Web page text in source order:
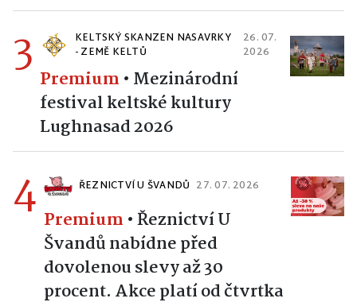
3
KELTSKÝ SKANZEN NASAVRKY
- ZEMĚ KELTŮ
26. 07.
2026
Premium • Mezinárodní
festival keltské kultury
Lughnasad 2026
4 ŘEZNICTVÍ U ŠVANDŮ 27. 07. 2026
Premium •Řeznictví U
Švandů nabídne před
dovolenou slevy až 30
procent. Akce platí od čtvrtka